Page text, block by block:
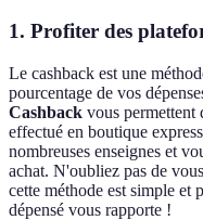
1. Profiter des
Le cashback est une
pourcentage de vos
Cashback vous permettent
effectué en boutique
nombreuses enseignes et
achat. N'oubliez pas de
cette méthode est simple et
dépensé vous rapporte !